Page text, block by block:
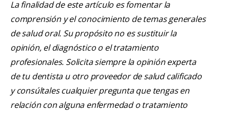
La finalidad de este artículo es fomentar la
comprensión y el conocimiento de temas generales
de salud oral. Su propósito no es sustituir la
opinión, el diagnóstico o el tratamiento
profesionales. Solicita siempre la opinión experta
de tu dentista u otro proveedor de salud calificado
y consúltales cualquier pregunta que tengas en
relación con alguna enfermedad o tratamiento